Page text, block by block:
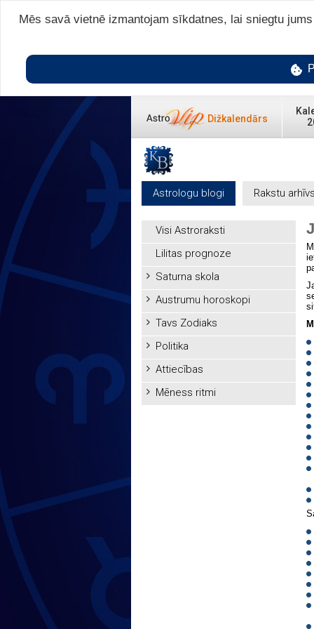
Dižkalendārs
Astrologu blogi Rakstu
Visi Astroraksti
Lilitas prognoze
Saturna skola
Austrumu horoskopi
Tavs Zodiaks
Politika
Attiecības
Mēness ritmi
Mēs savā vietnē izmantojam sīkdatnes, lai sniegtu